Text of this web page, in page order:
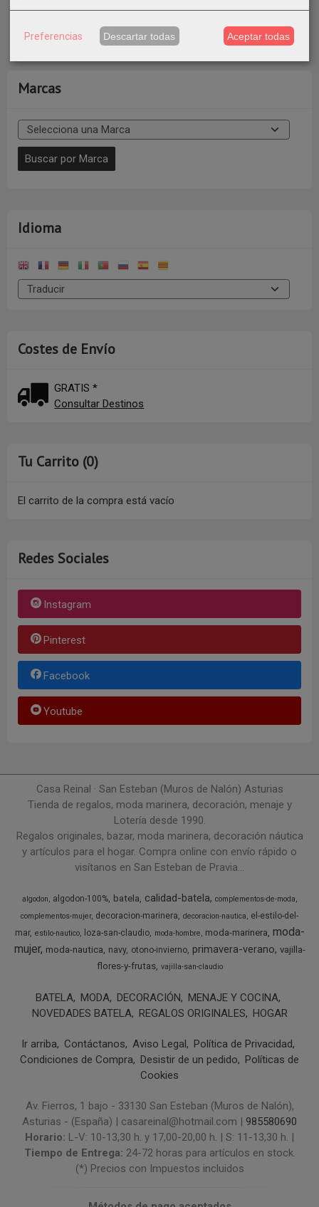
Marcas
Idioma
Costes de Envío
GRATIS *
Consultar Destinos
Tu Carrito (0)
El carrito de la compra está vacío
Redes Sociales
Instagram
Pinterest
Facebook
Youtube
Casa Reinal · San Esteban (Muros de Nalón) Asturias
Tienda de regalos, moda marinera, decoración, menaje y
Lotería desde 1990.
Regalos originales, bazar, moda marinera, decoración náutica
y artículos para el hogar. Compra online con envío rápido o
visítanos en San Esteban de Pravia...
algodon algodon-100% batela calidad-batela
complementos-de-moda
complementos-mujer decoracion-marinera decoracion-nautica
el-estilo-del-
mar estilo-nautico loza-san-claudio moda-hombre moda-marinera moda-
mujer moda-nautica navy otono-invierno primavera-verano vajilla-
flores-y-frutas vajilla-san-claudio
BATELA MODA DECORACIÓN
MENAJE Y COCINA
NOVEDADES BATELA REGALOS ORIGINALES HOGAR
Ir arriba Contáctanos Aviso Legal
Política de Privacidad
Condiciones de Compra
Desistir de un pedido
Políticas de
Cookies
Av. Fierros, 1 bajo - 33130 San Esteban (Muros de Nalón),
Asturias - (España) | casareinal@hotmail.com | 985580690
Horario: L-V: 10-13,30 h. y 17,00-20,00 h. | S: 11-13,30 h. |
Tiempo de Entrega: 24-72 horas para artículos en stock.
(*) Precios con Impuestos incluidos
Preferencias Descartar todas Aceptar todas